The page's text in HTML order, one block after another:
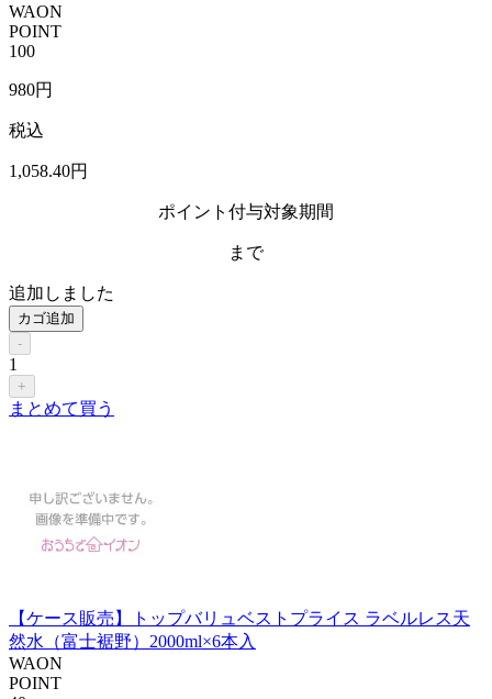
WAON
POINT
100
980円
税込
1,058.40円
ポイント付与対象期間
まで
追加しました
カゴ追加
-
1
+
まとめて買う
【ケース販売】トップバリュベストプライス ラベルレス天
然水（富士裾野）2000ml×6本入
WAON
POINT